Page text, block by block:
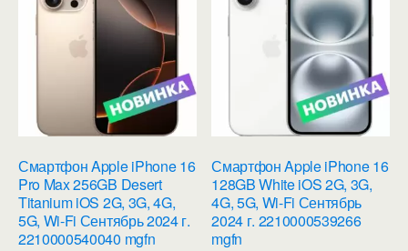
Смартфон Apple iPhone 16
Pro Max 256GB Desert
Titanium iOS 2G, 3G, 4G,
5G, Wi-Fi Сентябрь 2024 г.
2210000540040 mgfn
Смартфон Apple iPhone 16
128GB White iOS 2G, 3G,
4G, 5G, Wi-Fi Сентябрь
2024 г. 2210000539266
mgfn